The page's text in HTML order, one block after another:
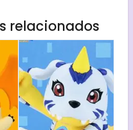
relacionados